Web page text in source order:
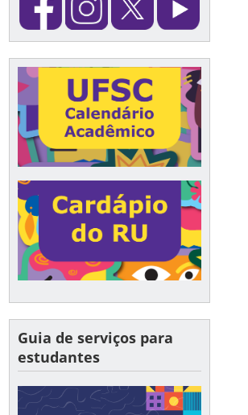
Guia de serviços para
estudantes